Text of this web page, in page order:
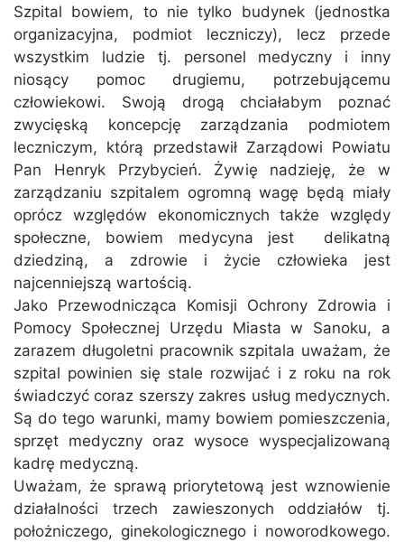
Szpital bowiem, to nie tylko budynek (jednostka
organizacyjna, podmiot leczniczy), lecz przede
wszystkim ludzie tj. personel medyczny i inny
niosący pomoc drugiemu, potrzebującemu
człowiekowi. Swoją drogą chciałabym poznać
zwycięską koncepcję zarządzania podmiotem
leczniczym, którą przedstawił Zarządowi Powiatu
Pan Henryk Przybycień. Żywię nadzieję, że w
zarządzaniu szpitalem ogromną wagę będą miały
oprócz względów ekonomicznych także względy
społeczne, bowiem medycyna jest delikatną
dziedziną, a zdrowie i życie człowieka jest
najcenniejszą wartością.
Jako Przewodnicząca Komisji Ochrony Zdrowia i
Pomocy Społecznej Urzędu Miasta w Sanoku, a
zarazem długoletni pracownik szpitala uważam, że
szpital powinien się stale rozwijać i z roku na rok
świadczyć coraz szerszy zakres usług medycznych.
Są do tego warunki, mamy bowiem pomieszczenia,
sprzęt medyczny oraz wysoce wyspecjalizowaną
kadrę medyczną.
Uważam, że sprawą priorytetową jest wznowienie
działalności trzech zawieszonych oddziałów tj.
położniczego, ginekologicznego i noworodkowego.